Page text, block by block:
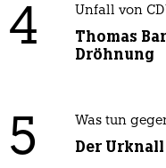
4 Unfall von
Thomas
Dröhnung
5 Was tun
Der Urknall